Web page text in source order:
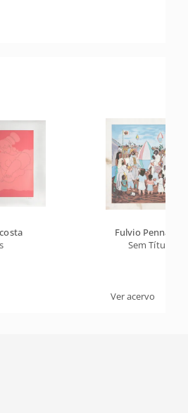
Fulvio Pennacchi
Sem Título
Ver acervo